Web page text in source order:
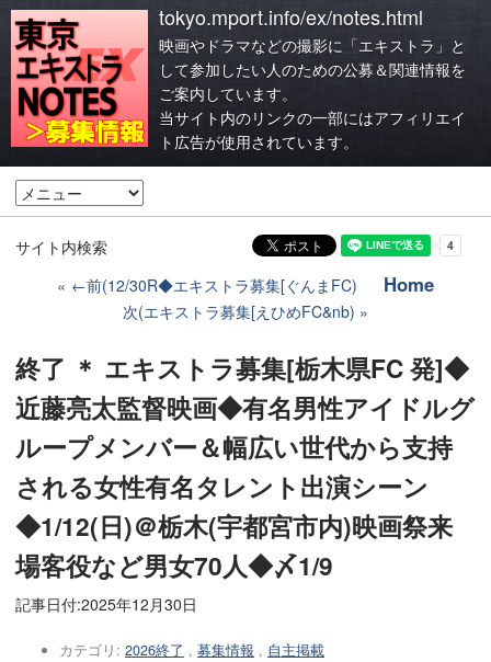
tokyo.mport.info/ex/notes.html
映画やドラマなどの撮影に「エキストラ」と
して参加したい人のための公募＆関連情報を
ご案内しています。
当サイト内のリンクの一部にはアフィリエイ
ト広告が使用されています。
サイト内検索
←前(12/30R◆エキストラ募集[ぐんまFC)
Home
次(エキストラ募集[えひめFC&nb)
終了 ＊ エキストラ募集[栃木県FC 発]◆
近藤亮太監督映画◆有名男性アイドルグ
ループメンバー＆幅広い世代から支持
される女性有名タレント出演シーン
◆1/12(日)＠栃木(宇都宮市内)映画祭来
場客役など男女70人◆〆1/9
記事日付:2025年12月30日
カテゴリ: 2026終了 , 募集情報 , 自主掲載